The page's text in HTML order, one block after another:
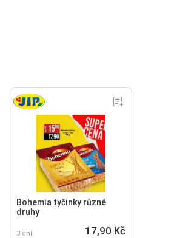
Bohemia tyčinky různé
druhy
3 dní 17,90 Kč